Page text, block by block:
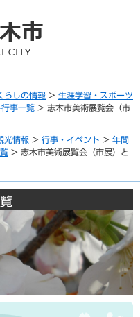
らしの情報 > 生涯学習・スポーツ
事一覧 > 志木市美術展覧会（市
光情報 > 行事・イベント > 年間
> 志木市美術展覧会（市展）と